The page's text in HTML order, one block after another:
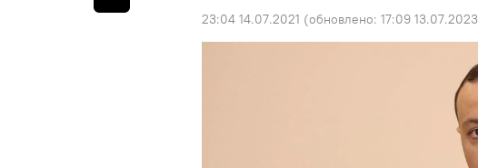
23:04 14.07.2021 (обновлено: 17:09 13.07.2023